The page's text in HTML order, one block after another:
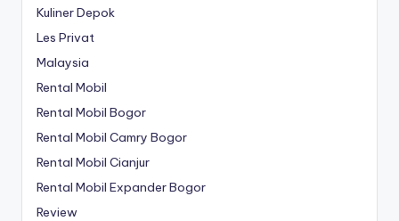
Kuliner Depok
Les Privat
Malaysia
Rental Mobil
Rental Mobil Bogor
Rental Mobil Camry Bogor
Rental Mobil Cianjur
Rental Mobil Expander Bogor
Review